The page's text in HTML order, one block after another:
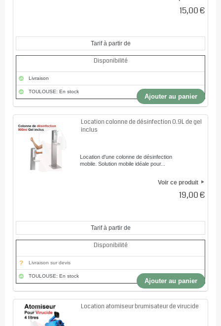
15,00 €
Tarif à partir de
Disponibilité
Livraison
TOULOUSE: En stock
Ajouter au panier
Location colonne de désinfection 0.9L de gel
inclus
Location d'une colonne de désinfection
mobile. Solution mobile idéale pour...
Voir ce produit
19,00 €
Tarif à partir de
Disponibilité
Livraison sur devis
TOULOUSE: En stock
Ajouter au panier
Location atomiseur brumisateur de virucide